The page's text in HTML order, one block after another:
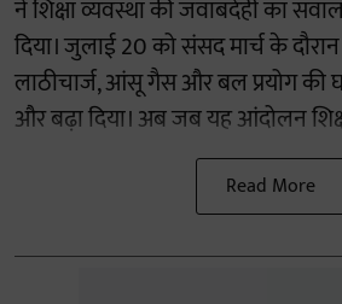
ने शिक्षा व्यवस्था की जवाबदेही का
दिया। जुलाई 20 को संसद मार्च के
लाठीचार्ज, आंसू गैस और बल प्रयोग
और बढ़ा दिया। अब जब यह आंदोलन
Read More